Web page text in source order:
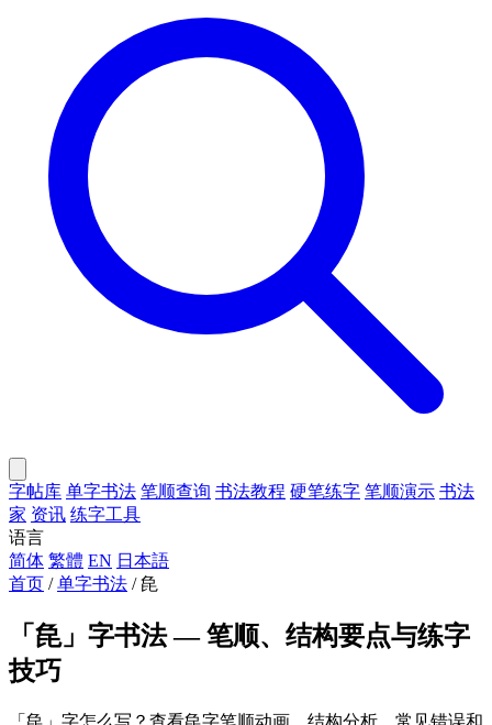
字帖库 单字书法 笔顺查询 书法教程 硬笔练字 笔顺演示 书法
家 资讯 练字工具
语言
简体 繁體 EN 日本語
首页 / 单字书法 / 㲋
「㲋」字书法 — 笔顺、结构要点与练字
技巧
「㲋」字怎么写？查看㲋字笔顺动画、结构分析、常见错误和